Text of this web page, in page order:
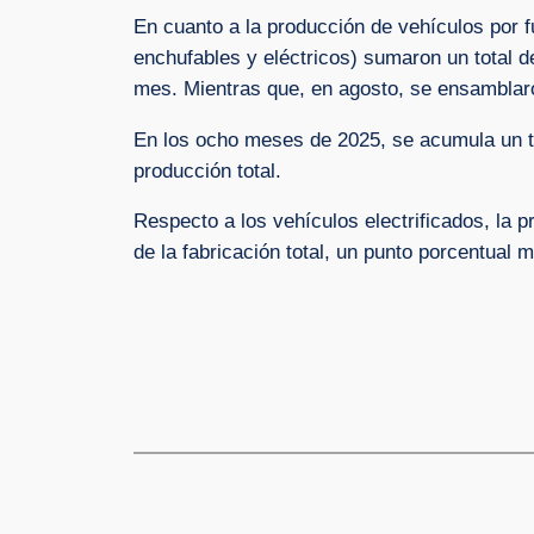
En cuanto a la producción de vehículos
enchufables y eléctricos) sumaron un total
mes. Mientras que, en agosto, se
En los ocho meses de 2025, se acumula
producción total.
Respecto a los vehículos electrificados, la
de la fabricación total, un punto porcentual